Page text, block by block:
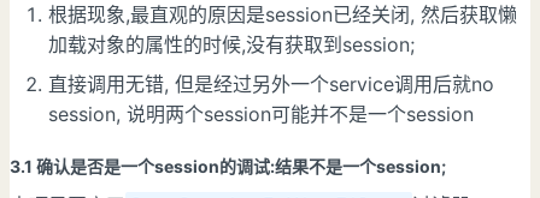
根据现象,最直观的原因是session已经关闭, 然后获取懒
加载对象的属性的时候,没有获取到session;
直接调用无错, 但是经过另外一个service调用后就no
session, 说明两个session可能并不是一个session
3.1 确认是否是一个session的调试:结果不是一个session;